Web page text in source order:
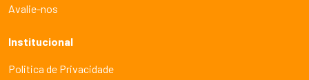
Avalie-nos
Institucional
Politica de Privacidade